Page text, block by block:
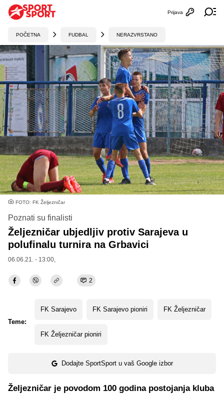
Otvori
Prijava
POČETNA FUDBAL NERAZVRSTANO
FOTO: FK Željezničar
Poznati su finalisti
Željezničar ubjedljiv protiv Sarajeva u
polufinalu turnira na Grbavici
06.06.21. - 13:00,
2
Teme:
FK Sarajevo FK Sarajevo pioniri FK Željezničar
FK Željezničar pioniri
Dodajte SportSport u vaš Google izbor
Željezničar je povodom 100 godina postojanja kluba